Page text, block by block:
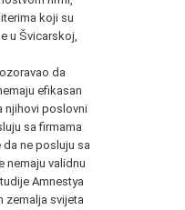
koji su
u Švicarskoj,
da
efikasan
njihovi poslovni
sa firmama
da ne posluju sa
nemaju validnu
Amnestya
zemalja svijeta